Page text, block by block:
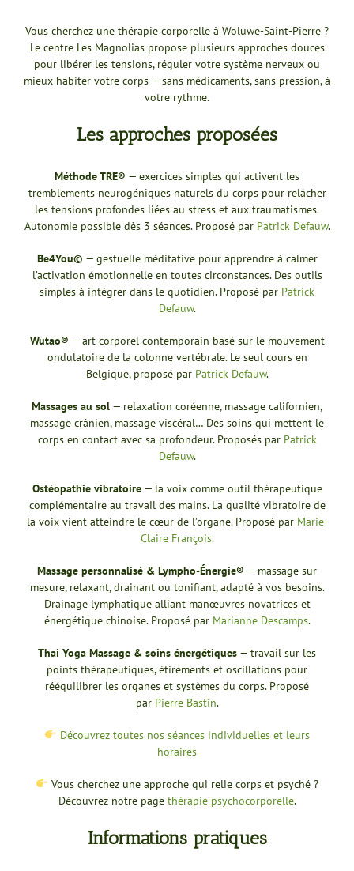
Vous cherchez une thérapie corporelle à Woluwe-Saint-Pierre ?
Le centre Les Magnolias propose plusieurs approches douces
pour libérer les tensions, réguler votre système nerveux ou
mieux habiter votre corps — sans médicaments, sans pression, à
votre rythme.
Les approches proposées
Méthode TRE® — exercices simples qui activent les
tremblements neurogéniques naturels du corps pour relâcher
les tensions profondes liées au stress et aux traumatismes.
Autonomie possible dès 3 séances. Proposé par Patrick Defauw.
Be4You© — gestuelle méditative pour apprendre à calmer
l’activation émotionnelle en toutes circonstances. Des outils
simples à intégrer dans le quotidien. Proposé par Patrick
Defauw.
Wutao® — art corporel contemporain basé sur le mouvement
ondulatoire de la colonne vertébrale. Le seul cours en
Belgique, proposé par Patrick Defauw.
Massages au sol — relaxation coréenne, massage californien,
massage crânien, massage viscéral… Des soins qui mettent le
corps en contact avec sa profondeur. Proposés par Patrick
Defauw.
Ostéopathie vibratoire— la voix comme outil thérapeutique
complémentaire au travail des mains. La qualité vibratoire de
la voix vient atteindre le cœur de l’organe. Proposé par Marie-
Claire François.
Massage personnalisé & Lympho-Énergie® — massage sur
mesure, relaxant, drainant ou tonifiant, adapté à vos besoins.
Drainage lymphatique alliant manœuvres novatrices et
énergétique chinoise. Proposé par Marianne Descamps.
Thai Yoga Massage & soins énergétiques — travail sur les
points thérapeutiques, étirements et oscillations pour
rééquilibrer les organes et systèmes du corps. Proposé
par Pierre Bastin.
Découvrez toutes nos séances individuelles et leurs
horaires
Vous cherchez une approche qui relie corps et psyché ?
Découvrez notre page thérapie psychocorporelle.
Informations pratiques